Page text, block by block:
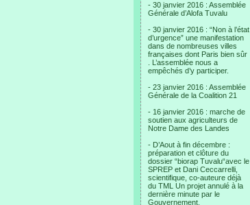
- 30 janvier 2016 : Assemblée
Générale d’Alofa Tuvalu
- 30 janvier 2016 : “Non à l’état
d’urgence” une manifestation
dans de nombreuses villes
françaises dont Paris bien sûr
. L’assemblée nous a
empêchés d’y participer.
- 23 janvier 2016 : Assemblée
Générale de la Coalition 21
- 16 janvier 2016 : marche de
soutien aux agriculteurs de
Notre Dame des Landes
- D’Aout à fin décembre :
préparation et clôture du
dossier “biorap Tuvalu“avec le
SPREP et Dani Ceccarrelli,
scientifique, co-auteure déjà
du TML Un projet annulé à la
dernière minute par le
Gouvernement.